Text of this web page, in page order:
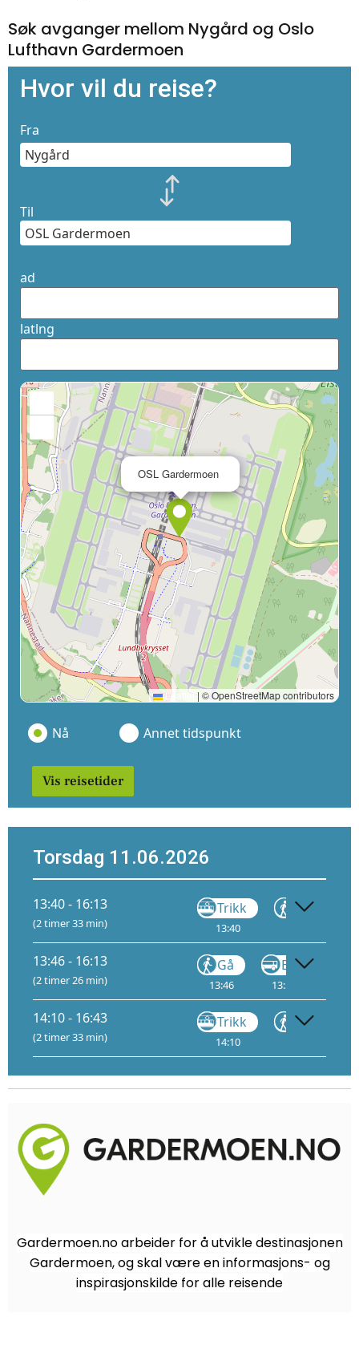
Søk avganger mellom Nygård og Oslo
Lufthavn Gardermoen
Hvor vil du reise?
Fra
Til
ad
latlng
OSL Gardermoen
Leaflet | © OpenStreetMap contributors
Nå Annet tidspunkt
Vis reisetider
Torsdag 11.06.2026
13:40 - 16:13
(2 timer 33 min)
Trikk
13:40
Gå
13:46 - 16:13
(2 timer 26 min)
Gå
13:46
Buss
13:55
14:10 - 16:43
(2 timer 33 min)
Trikk
14:10
Gå
Gardermoen.no arbeider for å utvikle destinasjonen
Gardermoen, og skal være en informasjons- og
inspirasjonskilde for alle reisende